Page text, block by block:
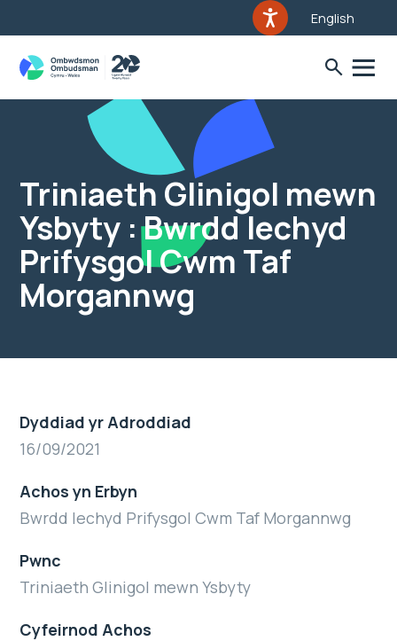
English
Triniaeth Glinigol mewn
Ysbyty : Bwrdd Iechyd
Prifysgol Cwm Taf
Morgannwg
Dyddiad yr Adroddiad
16/09/2021
Achos yn Erbyn
Bwrdd Iechyd Prifysgol Cwm Taf Morgannwg
Pwnc
Triniaeth Glinigol mewn Ysbyty
Cyfeirnod Achos